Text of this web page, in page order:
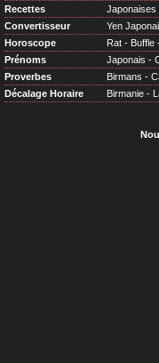
Recettes
Japonaises
Convertisseur
Yen
Horoscope
Rat - Buffle
Prénoms
Japonais -
Proverbes
Birmans -
Décalage Horaire
Birmanie -